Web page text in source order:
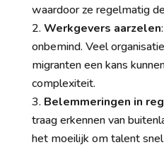
waardoor ze regelmatig
Werkgevers aarzelen
onbemind. Veel
migranten een kans
complexiteit.
Belemmeringen in
traag erkennen van
het moeilijk om talent